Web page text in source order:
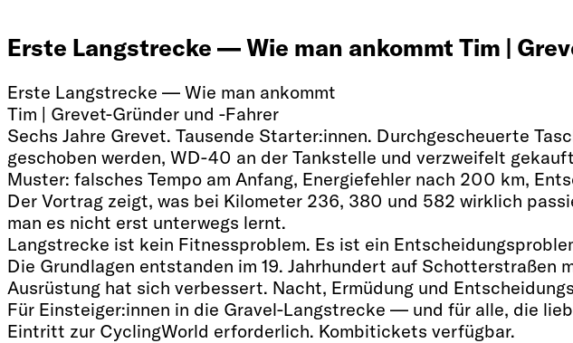
Erste Langstrecke — Wie man ankommt Tim |
Erste Langstrecke — Wie man ankommt
Tim | Grevet-Gründer und -Fahrer
Sechs Jahre Grevet. Tausende Starter:innen. Durchgescheuerte
geschoben werden, WD-40 an der Tankstelle und verzweifelt
Muster: falsches Tempo am Anfang, Energiefehler nach 200 km,
Der Vortrag zeigt, was bei Kilometer 236, 380 und 582 wirklich
man es nicht erst unterwegs lernt.
Langstrecke ist kein Fitnessproblem. Es ist ein
Die Grundlagen entstanden im 19. Jahrhundert auf Schotterstraßen
Ausrüstung hat sich verbessert. Nacht, Ermüdung und
Für Einsteiger:innen in die Gravel-Langstrecke — und für alle, die
Eintritt zur CyclingWorld erforderlich. Kombitickets verfügbar.